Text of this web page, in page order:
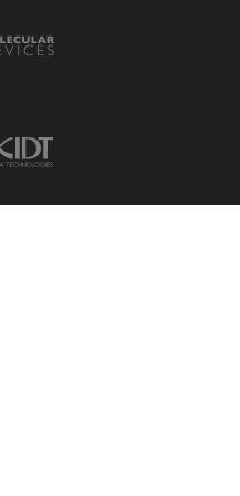
Molecular Devices Link
IDT Link